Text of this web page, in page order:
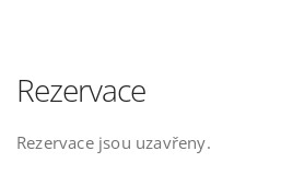
Rezervace
Rezervace jsou uzavřeny.